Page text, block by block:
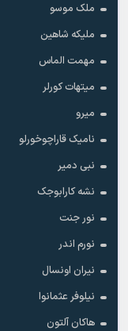
ملک موسو
ملیکه شاهین
مهمت الماس
میتهات کورلر
میرو
نامیک قاراچوخورلو
نبی دمیر
نشه کارابوجک
نور جنت
نورم اندر
نیران اونسال
نیلوفر عثمانوا
هاکان آلتون